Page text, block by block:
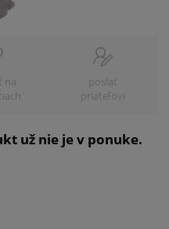
na
poslať
priateľovi
už nie je v ponuke.